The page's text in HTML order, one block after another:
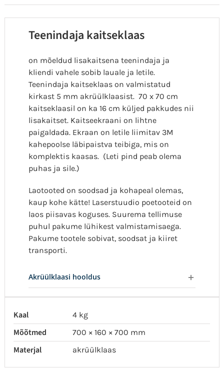
Teenindaja kaitseklaas
on mõeldud lisakaitsena teenindaja ja
kliendi vahele sobib lauale ja letile.
Teenindaja kaitseklaas on valmistatud
kirkast 5 mm akrüülklaasist. 70 x 70 cm
kaitseklaasil on ka 16 cm küljed pakkudes nii
lisakaitset. Kaitseekraani on lihtne
paigaldada. Ekraan on letile liimitav 3M
kahepoolse läbipaistva teibiga, mis on
komplektis kaasas. (Leti pind peab olema
puhas ja sile.)
Laotooted on soodsad ja kohapeal olemas,
kaup kohe kätte! Laserstuudio poetooteid on
laos piisavas koguses. Suurema tellimuse
puhul pakume lühikest valmistamisaega.
Pakume tootele sobivat, soodsat ja kiiret
transporti.
Akrüülklaasi hooldus
Kaal 4 kg
Mõõtmed 700 × 160 × 700 mm
Materjal akrüülklaas